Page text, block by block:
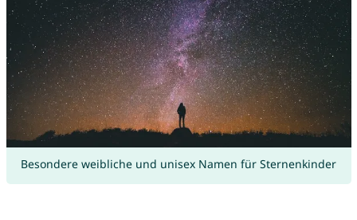
Besondere weibliche und unisex Namen für Sternenkinder